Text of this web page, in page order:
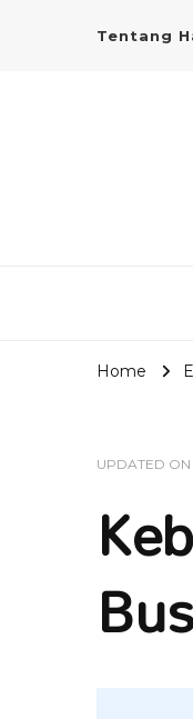
Tentang
Home
UPDATED ON